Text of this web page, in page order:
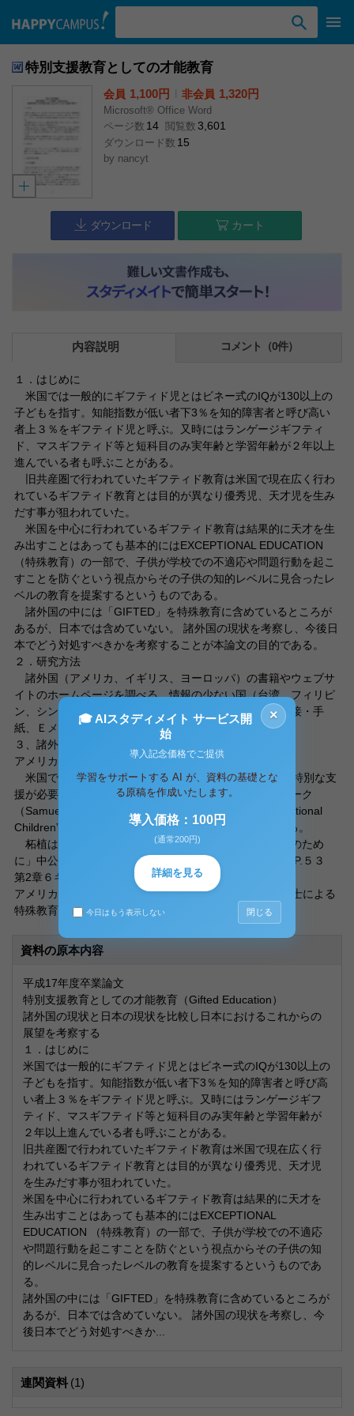
特別支援教育としての才能教育
会員 1,100円 非会員 1,320円
Microsoft® Office Word
ページ数 14 閲覧数 3,601
ダウンロード数 15
by nancyt
ダウンロード カート
内容説明 コメント（0件）
１．はじめに
米国では一般的にギフティド児とはビネー式のIQが130以上の
子どもを指す。知能指数が低い者下3％を知的障害者と呼び高い
者上３％をギフティド児と呼ぶ。又時にはランゲージギフティ
ド、マスギフティド等と短科目のみ実年齢と学習年齢が２年以上
進んでいる者も呼ぶことがある。
旧共産圏で行われていたギフティド教育は米国で現在広く行わ
れているギフティド教育とは目的が異なり優秀児、天才児を生み
だす事が狙われていた。
米国を中心に行われているギフティド教育は結果的に天才を生
み出すことはあっても基本的にはEXCEPTIONAL EDUCATION
（特殊教育）の一部で、子供が学校での不適応や問題行動を起こ
すことを防ぐという視点からその子供の知的レベルに見合ったレ
ベルの教育を提案するというものである。
諸外国の中には「GIFTED」を特殊教育に含めているところが
あるが、日本では含めていない。 諸外国の現状を考察し、今後日
本でどう対処すべきかを考察することが本論文の目的である。
２．研究方法
諸外国（アメリカ、イギリス、ヨーロッパ）の書籍やウェブサ
イトのホームページを調べる。情報の少ない国（台湾、フィリピ
ン、シンガポール）に関しては指導的立場にある人に面接・手
紙、Ｅメールで情報収集をして分析した。
３、諸外国の現状と課題
アメリカ合衆国
米国では40年も前からギフティドエドゥケーションは特別な支
援が必要な対象として認識されている。サミュエル・カーク
（Samuel A Kirk）が1962年に出版した”Educating Exceptional
Children”では第2章にギフティドについて記述されている。
柘植は柘植雅義著「学習障害（ＬＤ）理解とサポートのため
に」中公新書、2002のなかで次のように述べている。（P.５３
第2章６ギフティッド“知的に優れたLD”）
アメリカのサミュエル・カーク（Samuel・A・.Kirk）博士による
特殊教育に関する本がある。
資料の原本内容
平成17年度卒業論文
特別支援教育としての才能教育（Gifted Education）
諸外国の現状と日本の現状を比較し日本におけるこれからの
展望を考察する
１．はじめに
米国では一般的にギフティド児とはビネー式のIQが130以上の
子どもを指す。知能指数が低い者下3％を知的障害者と呼び高
い者上３％をギフティド児と呼ぶ。又時にはランゲージギフ
ティド、マスギフティド等と短科目のみ実年齢と学習年齢が
２年以上進んでいる者も呼ぶことがある。
旧共産圏で行われていたギフティド教育は米国で現在広く行
われているギフティド教育とは目的が異なり優秀児、天才児
を生みだす事が狙われていた。
米国を中心に行われているギフティド教育は結果的に天才を
生み出すことはあっても基本的にはEXCEPTIONAL
EDUCATION （特殊教育）の一部で、子供が学校での不適応
や問題行動を起こすことを防ぐという視点からその子供の知
的レベルに見合ったレベルの教育を提案するというものであ
る。
諸外国の中には「GIFTED」を特殊教育に含めているところが
あるが、日本では含めていない。 諸外国の現状を考察し、今
後日本でどう対処すべきか...
連関資料 (1)
×
🎓 AIスタディメイト サービス開
始
導入記念価格でご提供
学習をサポートする AI が、資料の基礎とな
る原稿を作成いたします。
導入価格：100円
(通常200円)
詳細を見る
今日はもう表示しない 閉じる